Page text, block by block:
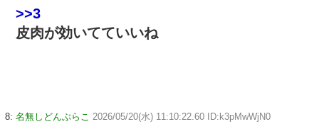
>>3
皮肉が効いてていいね
8: 名無しどんぶらこ 2026/05/20(水) 11:10:22.60 ID:k3pMwWjN0